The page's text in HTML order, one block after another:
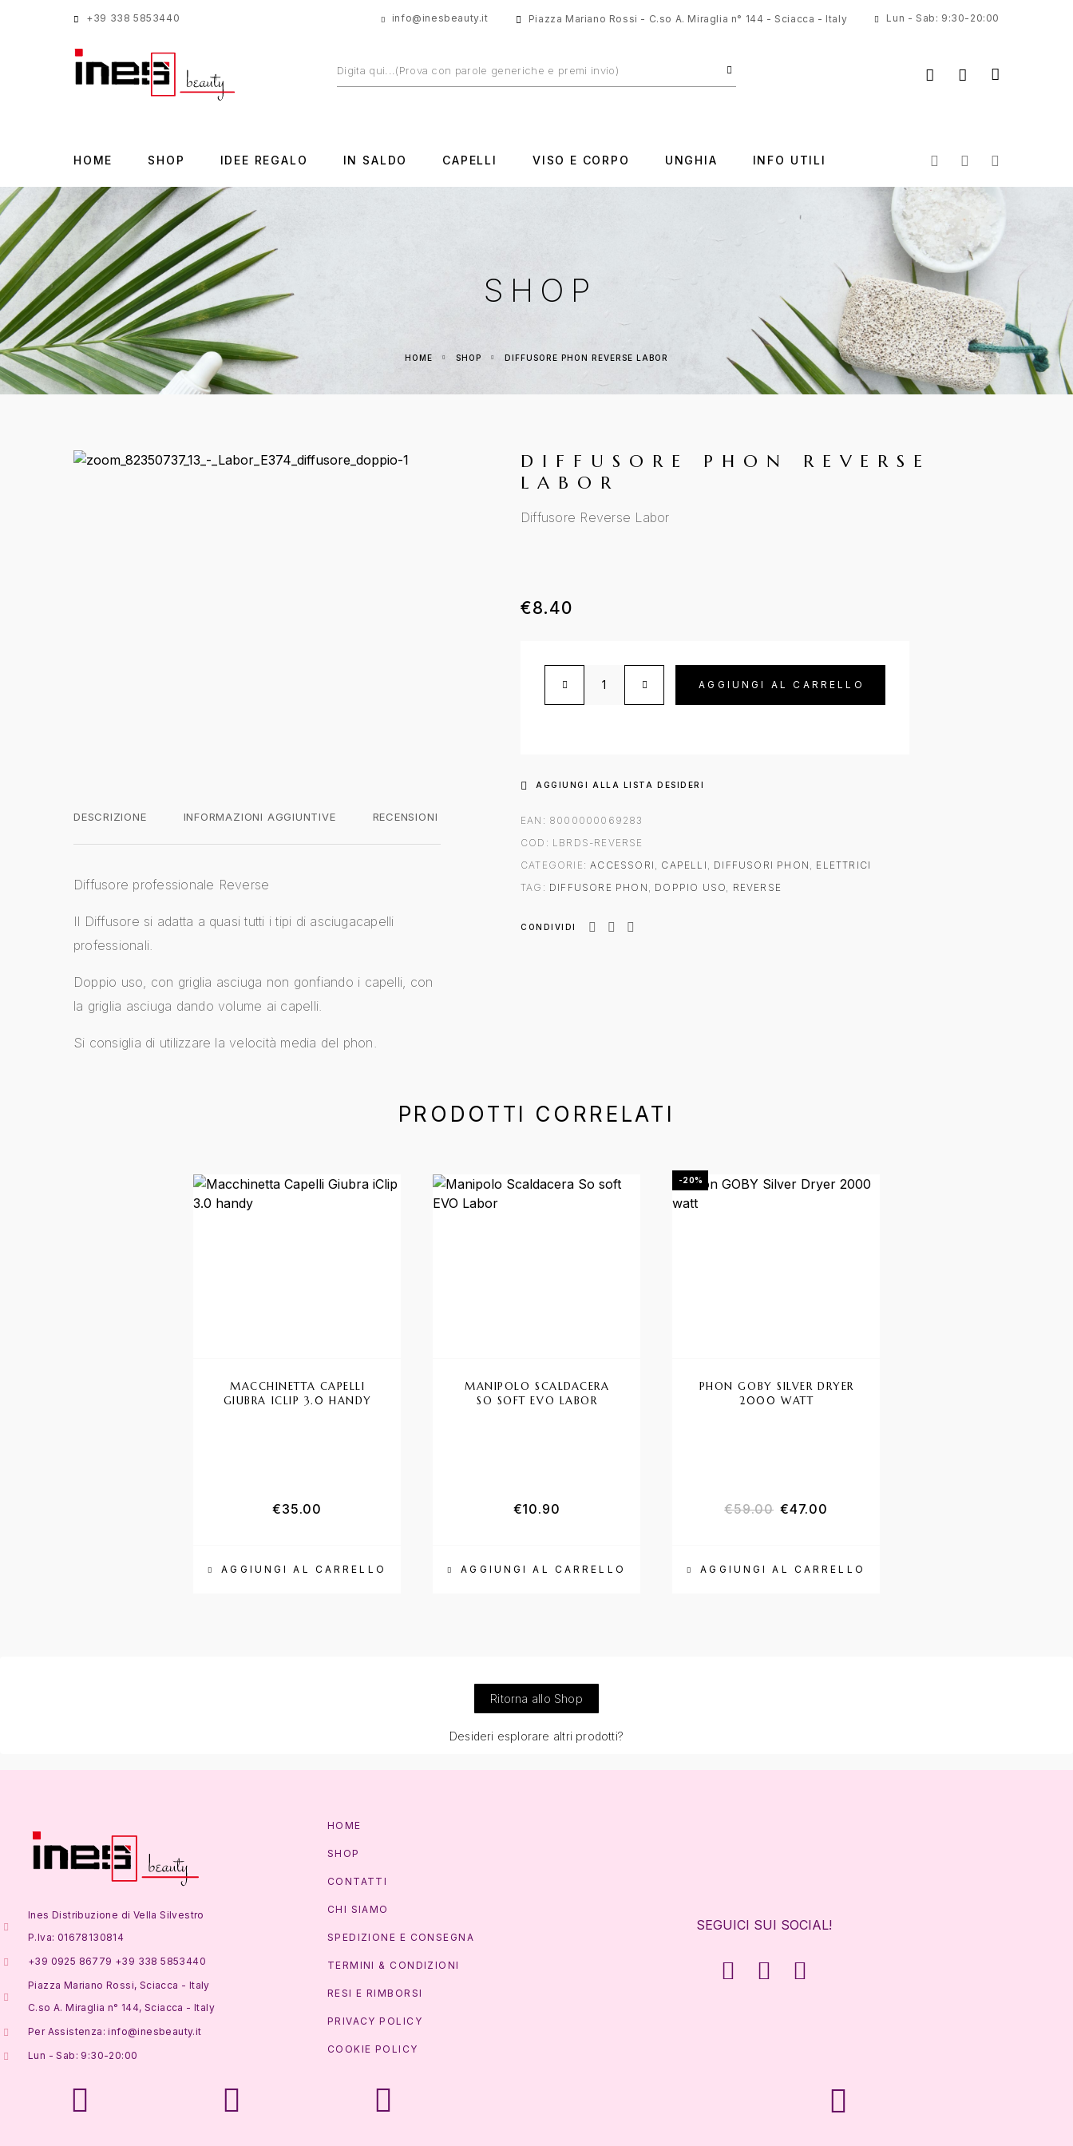
+39 338 5853440 info@inesbeauty.it Piazza Mariano Rossi - C.so A. Miraglia n° 144 - Sciacca - Italy Lun - Sab: 9:30-20:00
HOME SHOP IDEE REGALO IN SALDO CAPELLI VISO E CORPO UNGHIA INFO UTILI
SHOP
HOME SHOP DIFFUSORE PHON REVERSE LABOR
DESCRIZIONE INFORMAZIONI AGGIUNTIVE RECENSIONI
Diffusore professionale Reverse
Il Diffusore si adatta a quasi tutti i tipi di asciugacapelli
professionali.
Doppio uso, con griglia asciuga non gonfiando i capelli, con
la griglia asciuga dando volume ai capelli.
Si consiglia di utilizzare la velocità media del phon.
DIFFUSORE PHON REVERSE
LABOR
Diffusore Reverse Labor
€8.40
AGGIUNGI AL CARRELLO
AGGIUNGI ALLA LISTA DESIDERI
EAN: 8000000069283
COD: LBRDS-REVERSE
CATEGORIE:ACCESSORI , CAPELLI , DIFFUSORI PHON , ELETTRICI
TAG: DIFFUSORE PHON , DOPPIO USO, REVERSE
CONDIVIDI
PRODOTTI CORRELATI
AGGIUNGI AL CARRELLO
MACCHINETTA CAPELLI
GIUBRA ICLIP 3.0 HANDY
€35.00
AGGIUNGI AL CARRELLO
MANIPOLO SCALDACERA
SO SOFT EVO LABOR
€10.90
-20%
AGGIUNGI AL CARRELLO
PHON GOBY SILVER DRYER
2000 WATT
€59.00 €47.00
Ritorna allo Shop
Desideri esplorare altri prodotti?
Ines Distribuzione di Vella Silvestro
P.Iva: 01678130814
+39 0925 86779 +39 338 5853440
Piazza Mariano Rossi, Sciacca - Italy
C.so A. Miraglia n° 144, Sciacca - Italy
Per Assistenza: info@inesbeauty.it
Lun - Sab: 9:30-20:00
HOME
SHOP
CONTATTI
CHI SIAMO
SPEDIZIONE E CONSEGNA
TERMINI & CONDIZIONI
RESI E RIMBORSI
PRIVACY POLICY
COOKIE POLICY
SEGUICI SUI SOCIAL!